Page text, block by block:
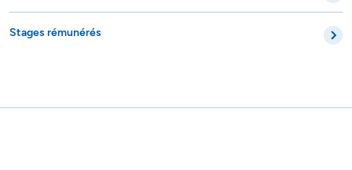
Stages rémunérés